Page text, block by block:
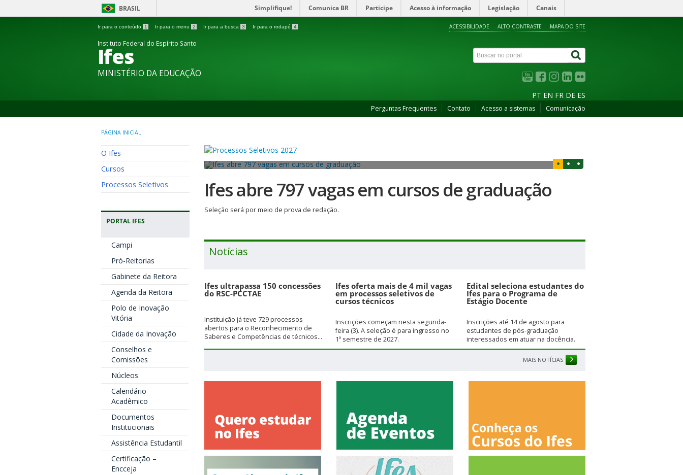
BRASIL Simplifique! Comunica BR Participe Acesso à informação Legislação Canais
Ir para o conteúdo 1 Ir para o menu 2 Ir para a busca 3 Ir para o rodapé 4 ACESSIBILIDADE ALTO CONTRASTE MAPA DO SITE
Instituto Federal do Espírito Santo
Ifes
MINISTÉRIO DA EDUCAÇÃO
PT EN FR DE ES
Perguntas Frequentes Contato Acesso a sistemas Comunicação
PÁGINA INICIAL
O Ifes
Cursos
Processos Seletivos
PORTAL IFES
Campi
Pró-Reitorias
Gabinete da Reitora
Agenda da Reitora
Polo de Inovação
Vitória
Cidade da Inovação
Conselhos e
Comissões
Núcleos
Calendário
Acadêmico
Documentos
Institucionais
Assistência Estudantil
Certificação –
Encceja
Ifes abre 797 vagas em cursos de graduação
Seleção será por meio de prova de redação.
Notícias
Ifes ultrapassa 150 concessões
do RSC-PCCTAE
Instituição já teve 729 processos
abertos para o Reconhecimento de
Saberes e Competências de técnicos...
Ifes oferta mais de 4 mil vagas
em processos seletivos de
cursos técnicos
Inscrições começam nesta segunda-
feira (3). A seleção é para ingresso no
1º semestre de 2027.
Edital seleciona estudantes do
Ifes para o Programa de
Estágio Docente
Inscrições até 14 de agosto para
estudantes de pós-graduação
interessados em atuar na docência.
MAIS NOTÍCIAS